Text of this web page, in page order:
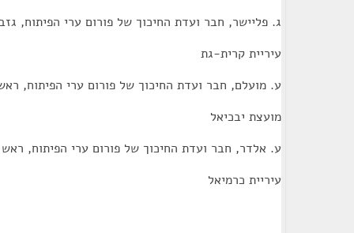
ג. פליישר, חבר ועדת החיכוך של פורום ערי הפיתוח,
עיריית קרית-גת
ע. מועלם, חבר ועדת החיכוך של פורום ערי הפיתוח,
מועצת יבכיאל
ע. אלדר, חבר ועדת החיכוך של פורום ערי הפיתוח, ראש
עיריית כרמיאל